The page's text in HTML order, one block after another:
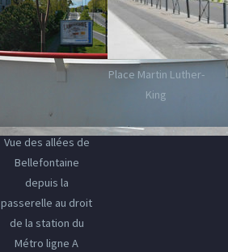
Vue des allées de
Bellefontaine
depuis la
passerelle au droit
de la station du
Métro ligne A
Place Martin Luther-
King